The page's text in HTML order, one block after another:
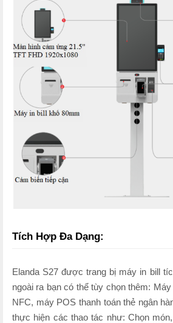
Tích Hợp Đa Dạng:
Elanda S27 được trang bị máy in bill
ngoài ra bạn có thể tùy chọn thêm:
NFC, máy POS thanh toán thẻ ngân
thực hiện các thao tác như: Chọn